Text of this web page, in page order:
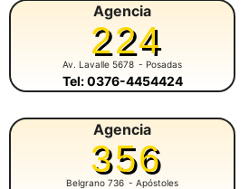
Agencia
224
Av. Lavalle 5678 - Posadas
Tel: 0376-4454424
Agencia
356
Belgrano 736 - Apóstoles